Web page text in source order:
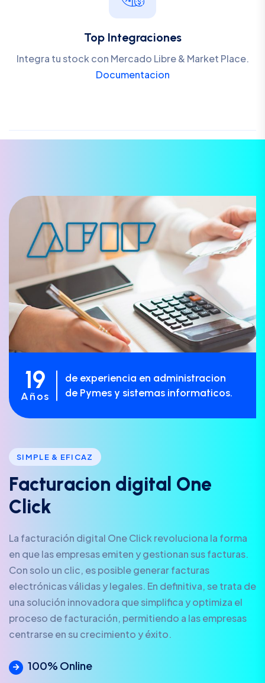
Top Integraciones
Integra tu stock con Mercado Libre & Market Place.
Documentacion
19
Años
de experiencia en administracion
de Pymes y sistemas informaticos.
SIMPLE & EFICAZ
Facturacion d igita One
C ick
La facturación digital One Click revoluciona la forma
en que las empresas emiten y gestionan sus facturas.
Con solo un clic, es posible generar facturas
electrónicas válidas y legales. En definitiva, se trata de
una solución innovadora que simplifica y optimiza el
proceso de facturación, permitiendo a las empresas
centrarse en su crecimiento y éxito.
100% Online